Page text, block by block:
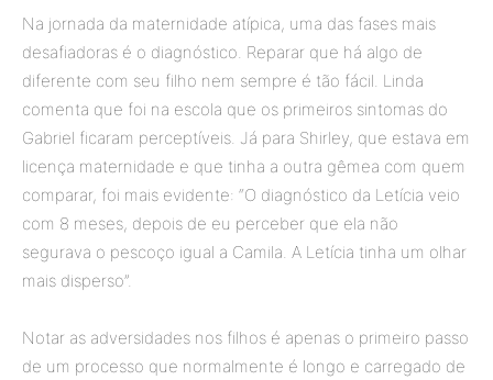
Na jornada da maternidade atípica, uma das fases mais
desafiadoras é o diagnóstico. Reparar que há algo de
diferente com seu filho nem sempre é tão fácil. Linda
comenta que foi na escola que os primeiros sintomas do
Gabriel ficaram perceptíveis. Já para Shirley, que estava em
licença maternidade e que tinha a outra gêmea com quem
comparar, foi mais evidente: “O diagnóstico da Letícia veio
com 8 meses, depois de eu perceber que ela não
segurava o pescoço igual a Camila. A Letícia tinha um olhar
mais disperso”.
Notar as adversidades nos filhos é apenas o primeiro passo
de um processo que normalmente é longo e carregado de